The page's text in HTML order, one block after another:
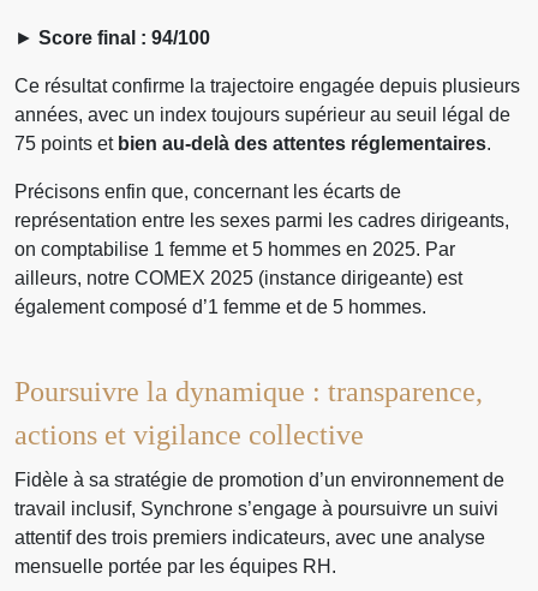
► Score final : 94/100
Ce résultat confirme la trajectoire engagée depuis plusieurs
années, avec un index toujours supérieur au seuil légal de
75 points et bien au‑delà des attentes réglementaires.
Précisons enfin que, concernant les écarts de
représentation entre les sexes parmi les cadres dirigeants,
on comptabilise 1 femme et 5 hommes en 2025. Par
ailleurs, notre COMEX 2025 (instance dirigeante) est
également composé d’1 femme et de 5 hommes.
Poursuivre la dynamique : transparence,
actions et vigilance collective
Fidèle à sa stratégie de promotion d’un environnement de
travail inclusif, Synchrone s’engage à poursuivre un suivi
attentif des trois premiers indicateurs, avec une analyse
mensuelle portée par les équipes RH.